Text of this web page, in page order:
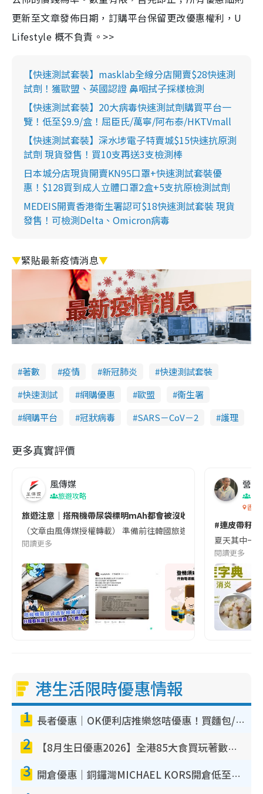
更新至文章發佈日期，訂購平台保留更改優惠權利，U
Lifestyle 概不負責。>>
【快速測試套裝】masklab全線分店開賣$28快速測
試劑！獲歐盟、英國認證 鼻咽拭子採樣檢測
【快速測試套裝】20大病毒快速測試劑購買平台一
覽！低至$9.9/盒！屈臣氏/萬寧/阿布泰/HKTVmall
【快速測試套裝】深水埗電子特賣城$15快速抗原測
試劑 現貨發售！買10支再送3支檢測棒
日本城分店現貨開賣KN95口罩+快速測試套裝優
惠！$128買到成人立體口罩2盒+5支抗原檢測試劑
MEDEIS開賣香港衛生署認可$18快速測試套裝 現貨
發售！可檢測Delta、Omicron病毒
▼緊貼最新疫情消息▼
著數 疫情 新冠肺炎
快速測試套裝
快速測試
網購優惠 歐盟
衞生署
網購平台
冠狀病毒 SARS－CoV－2 護理
更多真實評價
風傳媒
旅遊攻略
旅遊注意｜搭飛機帶尿袋標明mAh都會被沒收😱出發前切記檢查
（文章由風傳媒授權轉載） 準備前往韓國旅遊的民眾，近期要
閱讀更多
營養
香港
#連皮帶籽
夏天其中一
閱讀更多
港生活限時優惠情報
1 長者優惠｜OK便利店推樂悠咭優惠！買麵包/牛奶/保健品拍卡即減
2 【8月生日優惠2026】全港85大食買玩著數攻略 自助餐/火鍋放題同行免費＋誠品/DONKI送現金券
3 開倉優惠｜銅鑼灣MICHAEL KORS開倉低至17折！直擊$500起買手袋/銀包/鞋款 必買經典Jet Set系列